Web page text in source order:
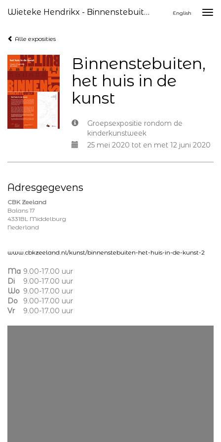
Wieteke Hendrikx - Binnenstebuiten, Het Huis In De Kunst English
Alle exposities
Binnenstebuiten,
het huis in de
kunst
Groepsexpositie rondom de
kinderkunstweek
25 mei 2020 tot en met 12 juni 2020
Adresgegevens
CBK Zeeland
Balans 17
4331BL Middelburg
Nederland
www.cbkzeeland.nl/kunst/binnenstebuiten-het-huis-in-de-kunst-2
Ma 9.00-17.00 uur
Di
9.00-17.00 uur
Wo 9.00-17.00 uur
Do
9.00-17.00 uur
Vr
9.00-17.00 uur